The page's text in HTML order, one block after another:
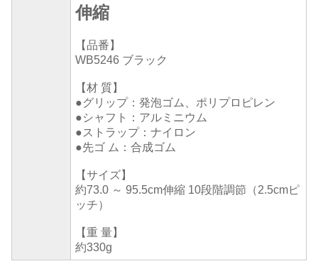
伸縮
【品番】
WB5246 ブラック
【材 質】
●グリップ：発泡ゴム、ポリプロピレン
●シャフト：アルミニウム
●ストラップ：ナイロン
●先ゴ ム：合成ゴム
【サイズ】
約73.0 ～ 95.5cm伸縮 10段階調節（2.5cmピ
ッチ）
【重 量】
約330g